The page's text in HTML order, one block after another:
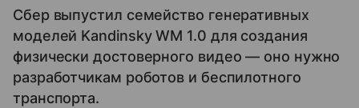
Сбер выпустил семейство генеративных
моделей Kandinsky WM 1.0 для создания
физически достоверного видео — оно нужно
разработчикам роботов и беспилотного
транспорта.